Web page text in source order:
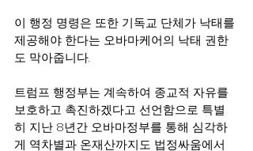
이 행정 명령은 또한 기독교 단체가 낙태를
제공해야 한다는 오바마케어의 낙태 권한
도 막아줍니다.
트럼프 행정부는 계속하여 종교적 자유를
보호하고 촉진하겠다고 선언함으로 특별
히 지난 8년간 오바마정부를 통해 심각하
게 역차별과 온재산까지도 법정싸움에서